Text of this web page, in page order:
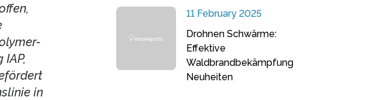
in
11 February 2025
Drohnen Schwärme:
Effektive
Waldbrandbekämpfung
Neuheiten